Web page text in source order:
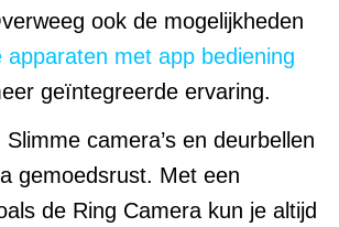
ook de mogelijkheden
apparaten met app bediening
geïntegreerde ervaring.
Slimme camera’s en deurbellen
gemoedsrust. Met een
de Ring Camera kun je altijd